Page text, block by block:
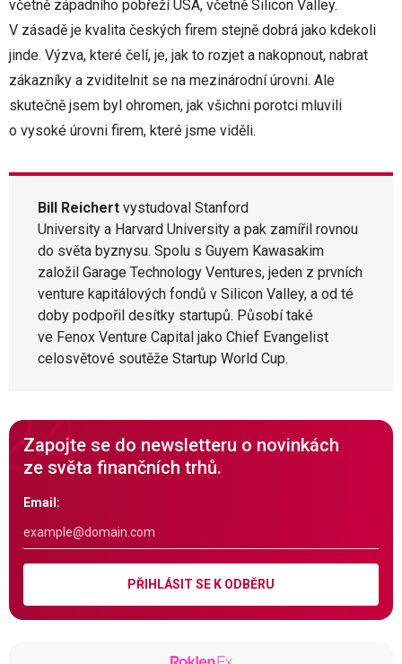
včetně západního pobřeží USA, včetně Silicon Valley.
V zásadě je kvalita českých firem stejně dobrá jako kdekoli
jinde. Výzva, které čelí, je, jak to rozjet a nakopnout, nabrat
zákazníky a zviditelnit se na mezinárodní úrovni. Ale
skutečně jsem byl ohromen, jak všichni porotci mluvili
o vysoké úrovni firem, které jsme viděli.
Bill Reichert vystudoval Stanford
University a Harvard University a pak zamířil rovnou
do světa byznysu. Spolu s Guyem Kawasakim
založil Garage Technology Ventures, jeden z prvních
venture kapitálových fondů v Silicon Valley, a od té
doby podpořil desítky startupů. Působí také
ve Fenox Venture Capital jako Chief Evangelist
celosvětové soutěže Startup World Cup.
Zapojte se do newsletteru o novinkách
ze světa finančních trhů.
Email:
PŘIHLÁSIT SE K ODBĚRU